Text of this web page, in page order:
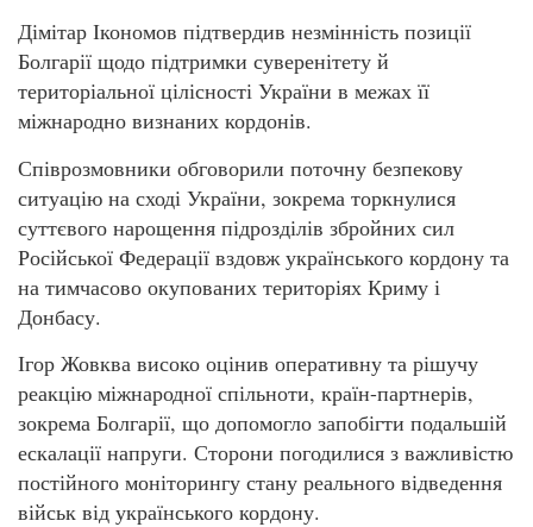
Дімітар Ікономов підтвердив незмінність позиції
Болгарії щодо підтримки суверенітету й
територіальної цілісності України в межах її
міжнародно визнаних кордонів.
Співрозмовники обговорили поточну безпекову
ситуацію на сході України, зокрема торкнулися
суттєвого нарощення підрозділів збройних сил
Російської Федерації вздовж українського кордону та
на тимчасово окупованих територіях Криму і
Донбасу.
Ігор Жовква високо оцінив оперативну та рішучу
реакцію міжнародної спільноти, країн-партнерів,
зокрема Болгарії, що допомогло запобігти подальшій
ескалації напруги. Сторони погодилися з важливістю
постійного моніторингу стану реального відведення
військ від українського кордону.